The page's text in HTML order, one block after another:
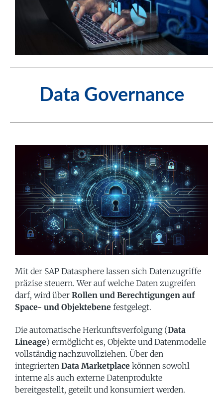
Data Governance
Mit der SAP Datasphere lassen sich Datenzugriffe
präzise steuern. Wer auf welche Daten zugreifen
darf, wird über Rollen und Berechtigungen auf
Space- und Objektebene festgelegt.
Die automatische Herkunftsverfolgung (Data
Lineage) ermöglicht es, Objekte und Datenmodelle
vollständig nachzuvollziehen. Über den
integrierten Data Marketplace können sowohl
interne als auch externe Datenprodukte
bereitgestellt, geteilt und konsumiert werden.